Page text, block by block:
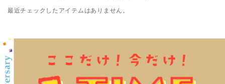
最近チェックしたアイテムはありません。